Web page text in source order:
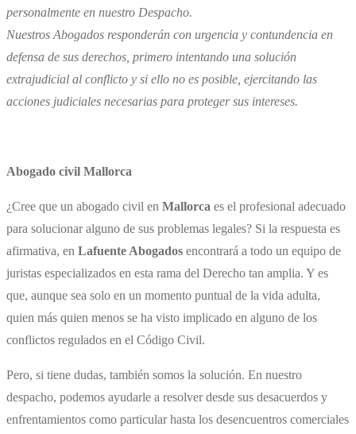
personalmente en nuestro Despacho.
Nuestros Abogados responderán con urgencia y contundencia en
defensa de sus derechos, primero intentando una solución
extrajudicial al conflicto y si ello no es posible, ejercitando las
acciones judiciales necesarias para proteger sus intereses.
Abogado civil Mallorca
¿Cree que un ​abogado civil en Mallorca es el profesional adecuado
para solucionar alguno de sus problemas legales? Si la respuesta es
afirmativa, en Lafuente Abogados encontrará a todo un equipo de
juristas especializados en esta rama del Derecho tan amplia. Y es
que, aunque sea solo en un momento puntual de la vida adulta,
quien más quien menos se ha visto implicado en alguno de los
conflictos regulados en el Código Civil.
Pero, si tiene dudas, también somos la solución. En nuestro
despacho, podemos ayudarle a resolver desde sus desacuerdos y
enfrentamientos como particular hasta los desencuentros comerciales